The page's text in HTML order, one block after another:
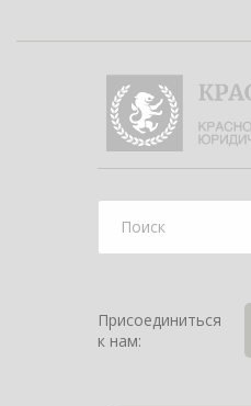
Присоединиться
к нам: